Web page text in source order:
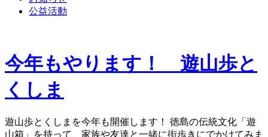
公益活動
今年もやります！ 遊山歩と
くしま
遊山歩とくしまを今年も開催します！ 徳島の伝統文化「遊
山箱」を持って、家族や友達と一緒に街歩きにでかけてみま